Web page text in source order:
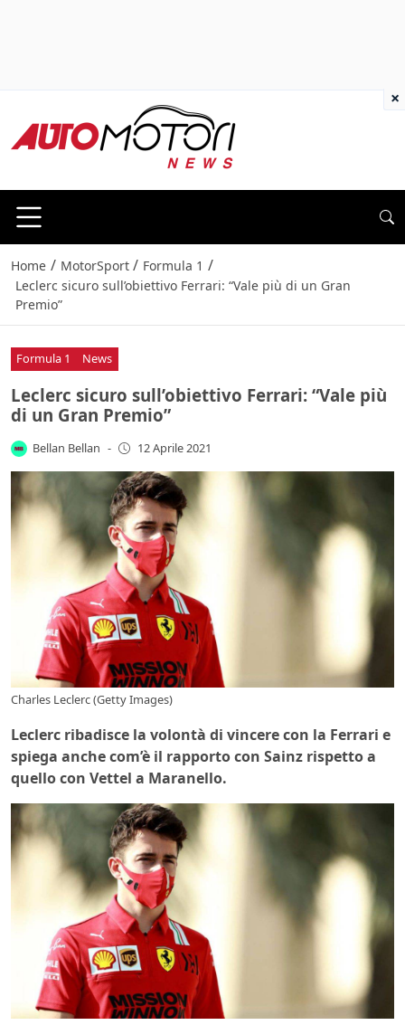
Home / MotorSport / Formula 1 /
Leclerc sicuro sull’obiettivo Ferrari: “Vale più di un Gran
Premio”
Formula 1 News
Leclerc sicuro sull’obiettivo Ferrari: “Vale più
di un Gran Premio”
Bellan Bellan - 12 Aprile 2021
Charles Leclerc (Getty Images)
Leclerc ribadisce la volontà di vincere con la Ferrari e
spiega anche com’è il rapporto con Sainz rispetto a
quello con Vettel a Maranello.
×